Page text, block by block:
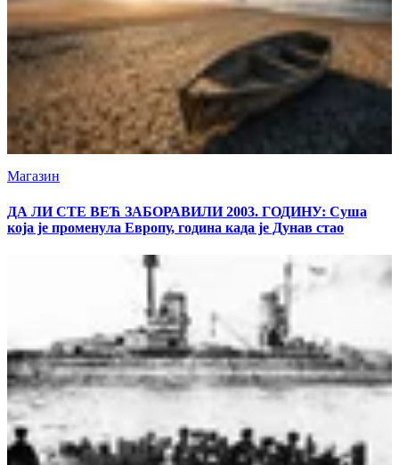
Магазин
ДА ЛИ СТЕ ВЕЋ ЗАБОРАВИЛИ 2003. ГОДИНУ: Суша
која је променула Европу, година када је Дунав стао